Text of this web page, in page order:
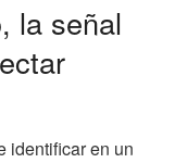
la señal
identificar en un